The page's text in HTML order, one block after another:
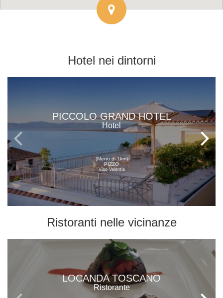
Hotel nei dintorni
PICCOLO GRAND HOTEL
Hotel
(Meno di 1km)
PIZZO
Vibo Valentia
Ristoranti nelle vicinanze
LOCANDA TOSCANO
Ristorante